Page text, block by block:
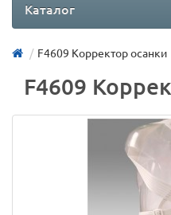
Каталог
F4609 Корректор осанки
F4609